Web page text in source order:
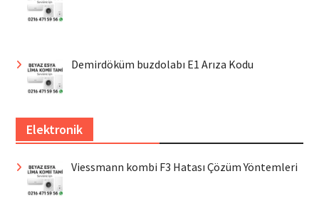
Demirdöküm buzdolabı E1 Arıza Kodu
Elektronik
Viessmann kombi F3 Hatası Çözüm Yöntemleri